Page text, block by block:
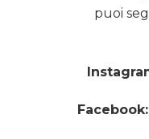
puoi
Facebook: